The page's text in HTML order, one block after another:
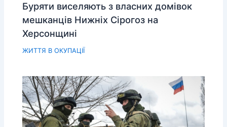
Буряти виселяють з власних домівок
мешканців Нижніх Сірогоз на
Херсонщині
ЖИТТЯ В ОКУПАЦІЇ